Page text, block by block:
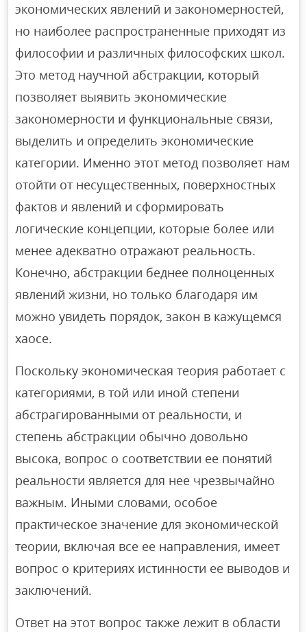
экономических явлений и закономерностей,
но наиболее распространенные приходят из
философии и различных философских школ.
Это метод научной абстракции, который
позволяет выявить экономические
закономерности и функциональные связи,
выделить и определить экономические
категории. Именно этот метод позволяет нам
отойти от несущественных, поверхностных
фактов и явлений и сформировать
логические концепции, которые более или
менее адекватно отражают реальность.
Конечно, абстракции беднее полноценных
явлений жизни, но только благодаря им
можно увидеть порядок, закон в кажущемся
хаосе.
Поскольку экономическая теория работает с
категориями, в той или иной степени
абстрагированными от реальности, и
степень абстракции обычно довольно
высока, вопрос о соответствии ее понятий
реальности является для нее чрезвычайно
важным. Иными словами, особое
практическое значение для экономической
теории, включая все ее направления, имеет
вопрос о критериях истинности ее выводов и
заключений.
Ответ на этот вопрос также лежит в области